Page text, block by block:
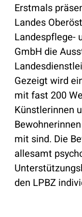
Erstmals
Landes
Landespflege-
GmbH die
Gezeigt wird
mit fast 200
Künstlerinnen
mit sind. Die
allesamt
den LPBZ